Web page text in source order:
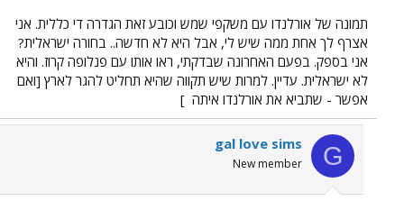
תמונה של אורלנדו עם משקפי שמש וכובע זאת הגדרה די כללית. אני
אצרף לך אחת ממה שיש לי, אבל היא לא חדשה.. בחורה ישראלית?
אני בספק. בפעם האחרונה שבדקתי, ראו אותו עם פנלופה קרוז. והיא
לא ישראלית. עדיין. למרות שיש תקווה שהיא תחליט להגר לארץ [ואם
אפשר - שתביא את אורלנדו איתה ]
G
gal love sims
New member